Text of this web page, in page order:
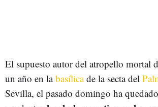
El supuesto autor del atropello mortal
un año en labasílicade la secta del
Sevilla, el pasado domingo ha